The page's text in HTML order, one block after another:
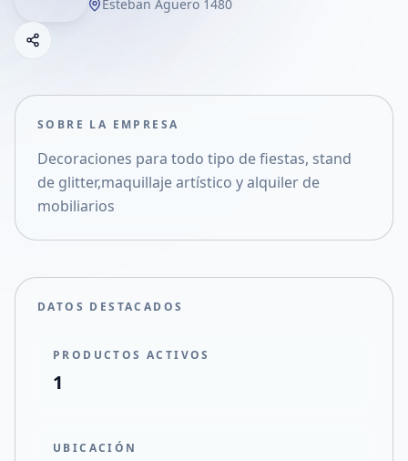
Esteban Agüero 1480
Compartir empresa
Compartir en X
SOBRE LA EMPRESA
Decoraciones para todo tipo de fiestas, stand
de glitter,maquillaje artístico y alquiler de
mobiliarios
DATOS DESTACADOS
PRODUCTOS ACTIVOS
1
UBICACIÓN